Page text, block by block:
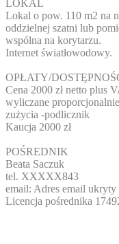
LOKAL
Lokal o pow. 110 m2 na
oddzielnej szatni lub
wspólna na korytarzu.
Internet światłowodowy.
OPŁATY/
Cena 2000 zł netto plus
wyliczane
zużycia -podlicznik
Kaucja 2000 zł
POŚREDNIK
Beata Saczuk
tel. XXXXX843
email: Adres email ukryty
Licencja pośrednika